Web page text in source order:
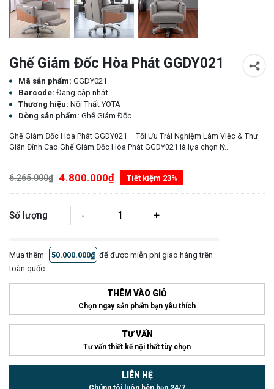
Ghế Giám Đốc Hòa Phát GGDY021
Mã sản phẩm: GGDY021
Barcode: Đang cập nhật
Thương hiệu: Nội Thất YOTA
Dòng sản phẩm: Ghế Giám Đốc
Ghế Giám Đốc Hòa Phát GGDY021 – Tối Ưu Trải Nghiệm Làm Việc & Thư
Giãn Đỉnh Cao Ghế Giám Đốc Hòa Phát GGDY021 là lựa chọn lý...
6.265.000₫ 4.800.000₫ Tiết kiệm 23%
Số lượng - +
Mua thêm 50.000.000₫ để được miễn phí giao hàng trên
toàn quốc
THÊM VÀO GIỎ
Chọn ngay sản phẩm bạn yêu thích
TƯ VẤN
Tư vấn thiết kế nội thất tùy chọn
LIÊN HỆ